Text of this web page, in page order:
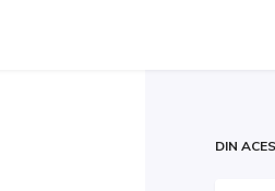
DIN